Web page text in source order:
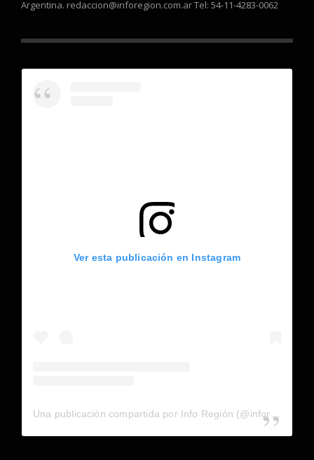
Argentina. redaccion@inforegion.com.ar Tel: 54-11-4283-0062
Ver esta publicación en Instagram
Una publicación compartida por Info Región (@inforegion_redes)